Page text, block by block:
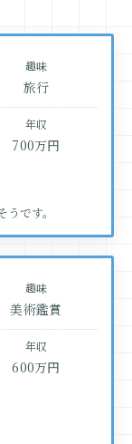
趣味
旅行
年収
700万円
です。
趣味
美術鑑賞
年収
600万円